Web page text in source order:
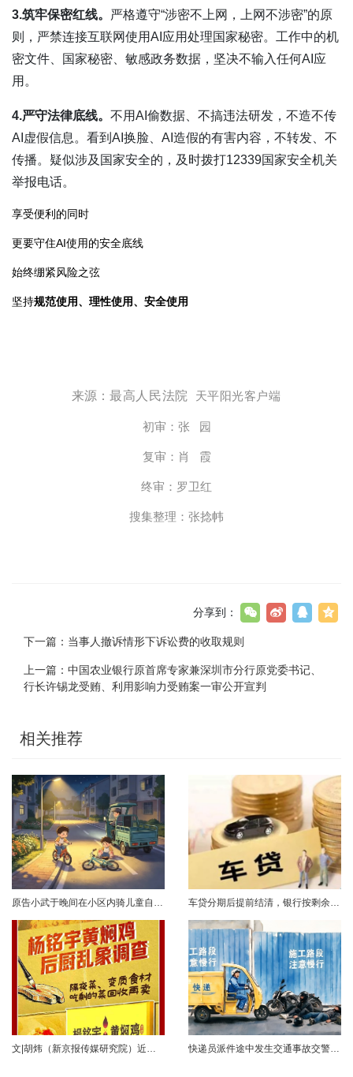
3.筑牢保密红线。 严格遵守“涉密不上网，上网不涉密”的原
则，严禁连接互联网使用AI应用处理国家秘密。工作中的机
密文件、国家秘密、敏感政务数据，坚决不输入任何AI应
用。
4.严守法律底线。 不用AI偷数据、不搞违法研发，不造不传
AI虚假信息。看到AI换脸、AI造假的有害内容，不转发、不
传播。疑似涉及国家安全的，及时拨打12339国家安全机关
举报电话。
享受便利的同时
更要守住AI使用的安全底线
始终绷紧风险之弦
坚持规范使用、理性使用、安全使用
来源：最高人民法院 天平阳光客户端
初审：张 园
复审：肖 霞
终审：罗卫红
搜集整理：张捻帏
分享到：
下一篇： 当事人撤诉情形下诉讼费的收取规则
上一篇： 中国农业银行原首席专家兼深圳市分行原党委书记、
行长许锡龙受贿、利用影响力受贿案一审公开宣判
相关推荐
原告小武于晚间在小区内骑儿童自行车与被告常某驾驶的电动三轮车发生碰撞，致使小武受伤且自行车损坏。事发后，小武及其法定代理人与被告多次协商未果，遂诉至法院请求得到赔偿。菏泽经济开发区人民法院经审理后认为，被告常某驾驶电动三轮车，与骑儿童自行车的小武在小区内主干道发生碰撞一案事实清楚。小武作为一名年仅7岁的未成年人，骑儿童自行车由小道汇入主路时车速较快，致使在主路行驶的常某躲闪不及，并且事故发生时小武...... 车贷分期后提前结清，银行按剩余未摊本金9%收取违约金，借款人以条款无效、标准过高诉至法院，能否得到支持？近日，株洲市天元区法院审理了这起案件。（图源网络 侵删）基本案情2025年2月4日，李四（化名）与某银行分行签订汽车分期借款合同，约定借款46万元、分期60期偿还，按等本等息方式还款；合同明确提前还款违约金按剩余未摊本金9%收取，提前还款申请无法撤销，正常还款满24期提前还款可免收违约金。相关条......